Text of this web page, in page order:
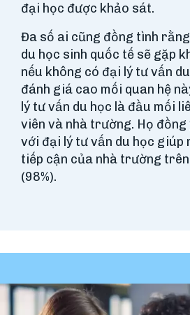
đại học được khảo sát.
Đa số ai cũng đồng tình
du học sinh quốc tế sẽ gặp
nếu không có đại lý tư vấn
đánh giá cao mối quan hệ
lý tư vấn du học là đầu mối
viên và nhà trường. Họ
với đại lý tư vấn du học giúp
tiếp cận của nhà trường
(98%).